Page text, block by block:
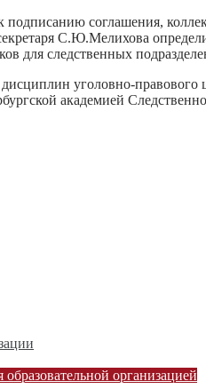
подписанию соглашения,
С.Ю.Мелихова
для следственных
уголовно-правового
академией
организацией